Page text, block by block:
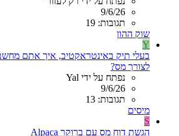
9/6/26
תגובות: 19
שוק ההון
Y
בעלי תיק באינטראקטיב, איך אתם
לצורך מס?
נפתח על ידי Yal
9/6/26
תגובות: 13
מיסים
S
הגשת דוח מס עם ברוקר Alpaca